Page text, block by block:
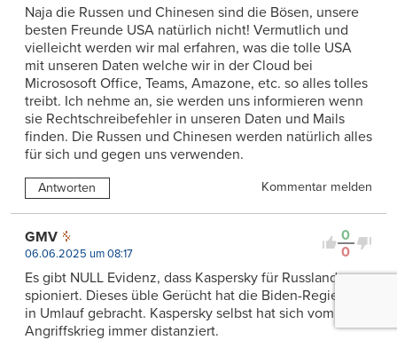
Naja die Russen und Chinesen sind die Bösen, unsere
besten Freunde USA natürlich nicht! Vermutlich und
vielleicht werden wir mal erfahren, was die tolle USA
mit unseren Daten welche wir in der Cloud bei
Micrososoft Office, Teams, Amazone, etc. so alles tolles
treibt. Ich nehme an, sie werden uns informieren wenn
sie Rechtschreibefehler in unseren Daten und Mails
finden. Die Russen und Chinesen werden natürlich alles
für sich und gegen uns verwenden.
Antworten Kommentar melden
0
0
GMV
06.06.2025 um 08:17
Es gibt NULL Evidenz, dass Kaspersky für Russland
spioniert. Dieses üble Gerücht hat die Biden-Regierung
in Umlauf gebracht. Kaspersky selbst hat sich vom
Angriffskrieg immer distanziert.